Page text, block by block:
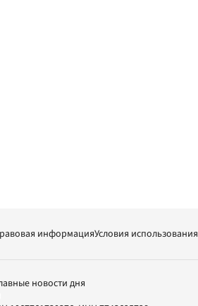
информацияУсловия использования
новости дня